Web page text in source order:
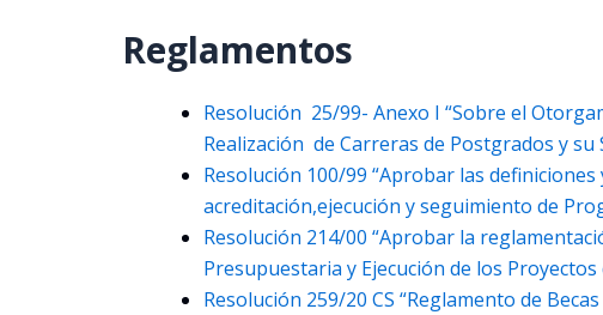
Reglamentos
Resolución 25/99- Anexo I “Sobre el
Realización de Carreras de Postgrados y su
Resolución 100/99 “Aprobar las
acreditación,ejecución y seguimiento de
Resolución 214/00 “Aprobar la
Presupuestaria y Ejecución de los
Resolución 259/20 CS “Reglamento de